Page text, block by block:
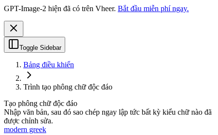
GPT-Image-2 hiện đã có trên Vheer. Bắt đầu miễn phí ngay.
Toggle Sidebar
Bảng điều khiển
Trình tạo phông chữ độc đáo
Tạo phông chữ độc đáo
Nhập văn bản, sau đó sao chép ngay lập tức bất kỳ kiểu chữ nào đã
được chỉnh sửa.
modern greek